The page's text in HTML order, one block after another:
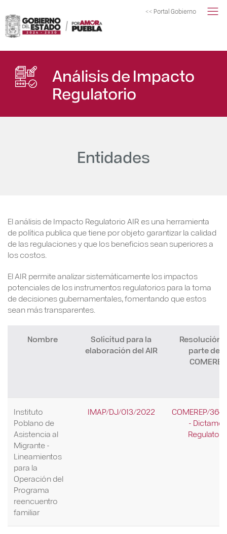
<< Portal Gobierno
Análisis de Impacto
Regulatorio
Entidades
El análisis de Impacto Regulatorio AIR es una herramienta
de política publica que tiene por objeto garantizar la calidad
de las regulaciones y que los beneficios sean superiores a
los costos.
El AIR permite analizar sistemáticamente los impactos
potenciales de los instrumentos regulatorios para la toma
de decisiones gubernamentales, fomentando que estos
sean más transparentes.
Nombre
Solicitud para la
elaboración del AIR
Resolución
parte de
COMEREP
Instituto
Poblano de
Asistencia al
Migrante -
Lineamientos
para la
Operación del
Programa
reencuentro
familiar
IMAP/DJ/013/2022
COMEREP/
- Dictamen